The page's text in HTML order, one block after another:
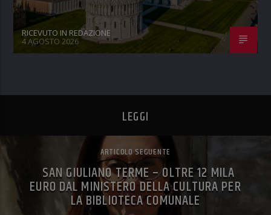
RICEVUTO IN REDAZIONE
4 AGOSTO 2026
LEGGI
ARTICOLO SEGUENTE
SAN GIULIANO TERME – OLTRE 12 MILA
EURO DAL MINISTERO DELLA CULTURA PER
LA BIBLIOTECA COMUNALE